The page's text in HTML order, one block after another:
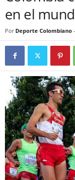
en el
Por Deporte Colombiano -